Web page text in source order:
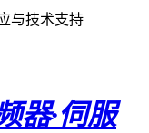
与技术支持
器·伺服